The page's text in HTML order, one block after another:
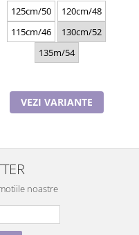
125cm/50
120cm/48
115cm/46
130cm/52
135m/54
VEZI VARIANTE
noastre